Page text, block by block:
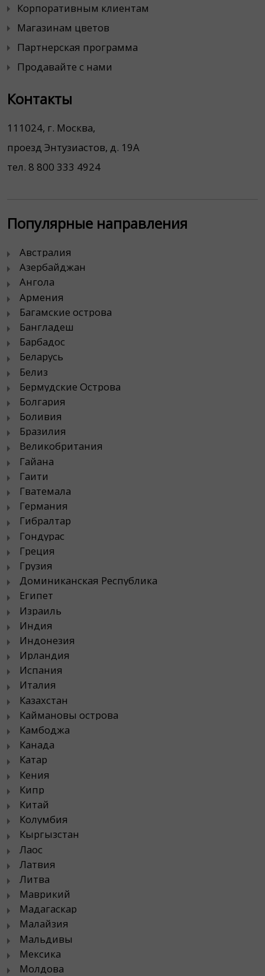
Корпоративным клиентам
Магазинам цветов
Партнерская программа
Продавайте с нами
Контакты
111024, г. Москва,
проезд Энтузиастов, д. 19А
тел. 8 800 333 4924
Популярные направления
Австралия
Азербайджан
Ангола
Армения
Багамские острова
Бангладеш
Барбадос
Беларусь
Белиз
Бермудские Острова
Болгария
Боливия
Бразилия
Великобритания
Гайана
Гаити
Гватемала
Германия
Гибралтар
Гондурас
Греция
Грузия
Доминиканская Республика
Египет
Израиль
Индия
Индонезия
Ирландия
Испания
Италия
Казахстан
Каймановы острова
Камбоджа
Канада
Катар
Кения
Кипр
Китай
Колумбия
Кыргызстан
Лаос
Латвия
Литва
Маврикий
Мадагаскар
Малайзия
Мальдивы
Мексика
Молдова